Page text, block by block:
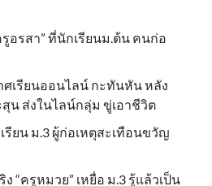
อรสา” ที่นักเรียนม.ต้น คนก่อ
ศเรียนออนไลน์ กะทันหัน หลัง
น ส่งในไลน์กลุ่ม ขู่เอาชีวิต
ยน ม.3 ผู้ก่อเหตุสะเทือนขวัญ
“ครูหมวย” เหยื่อ ม.3 รู้แล้วเป็น